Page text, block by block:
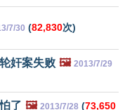
7/30 (82,830次)
奸案失败 🖼️ 2013/7/29
了 🖼️ 2013/7/28 (73,650